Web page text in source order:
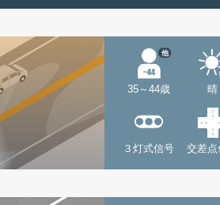
35～44歳
他
晴
３灯式信号 交差点